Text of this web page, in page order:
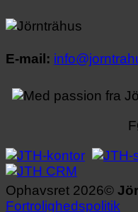
E-mail:
Ophavsret 2026©
Fortrolighedspolitik